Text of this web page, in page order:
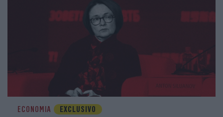
ECONOMIA EXCLUSIVO